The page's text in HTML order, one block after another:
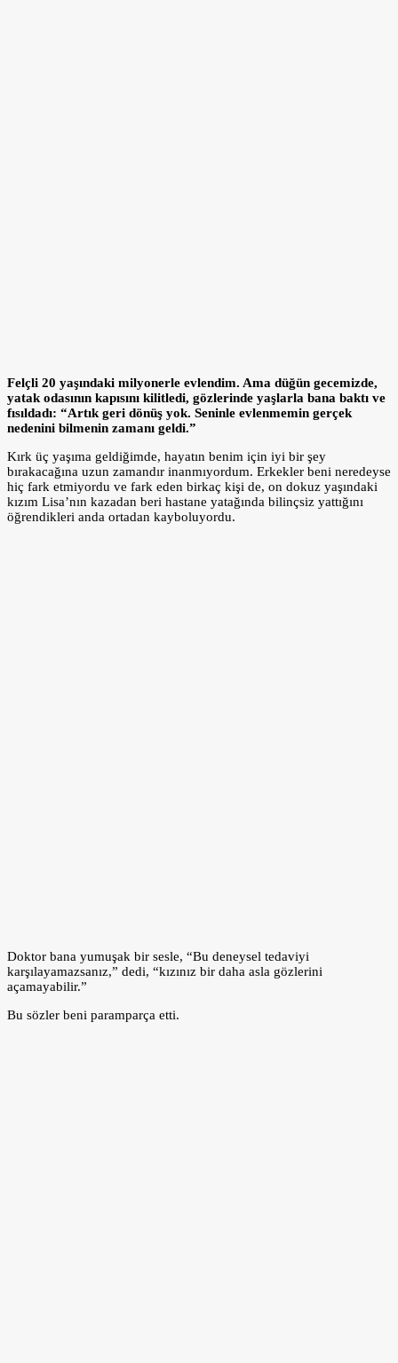
Felçli 20 yaşındaki milyonerle evlendim. Ama düğün gecemizde,
yatak odasının kapısını kilitledi, gözlerinde yaşlarla bana baktı ve
fısıldadı: “Artık geri dönüş yok. Seninle evlenmemin gerçek
nedenini bilmenin zamanı geldi.”
Kırk üç yaşıma geldiğimde, hayatın benim için iyi bir şey
bırakacağına uzun zamandır inanmıyordum. Erkekler beni neredeyse
hiç fark etmiyordu ve fark eden birkaç kişi de, on dokuz yaşındaki
kızım Lisa’nın kazadan beri hastane yatağında bilinçsiz yattığını
öğrendikleri anda ortadan kayboluyordu.
Doktor bana yumuşak bir sesle, “Bu deneysel tedaviyi
karşılayamazsanız,” dedi, “kızınız bir daha asla gözlerini
açamayabilir.”
Bu sözler beni paramparça etti.